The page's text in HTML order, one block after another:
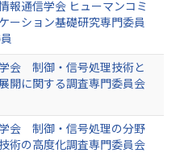
報通信学会 ヒューマンコミ
ーション基礎研究専門委員
会 制御・信号処理技術と
開に関する調査専門委員会
会 制御・信号処理の分野
術の高度化調査専門委員会